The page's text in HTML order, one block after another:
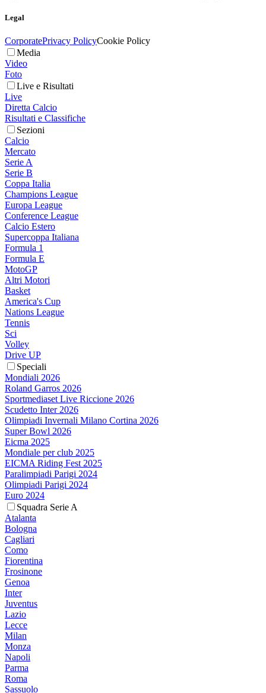
Legal
CorporatePrivacy PolicyCookie Policy
Media
Video
Foto
Live e Risultati
Live
Diretta Calcio
Risultati e Classifiche
Sezioni
Calcio
Mercato
Serie A
Serie B
Coppa Italia
Champions League
Europa League
Conference League
Calcio Estero
Supercoppa Italiana
Formula 1
Formula E
MotoGP
Altri Motori
Basket
America's Cup
Nations League
Tennis
Sci
Volley
Drive UP
Speciali
Mondiali 2026
Roland Garros 2026
Sportmediaset Live Riccione 2026
Scudetto Inter 2026
Olimpiadi Invernali Milano Cortina 2026
Super Bowl 2026
Eicma 2025
Mondiale per club 2025
EICMA Riding Fest 2025
Paralimpiadi Parigi 2024
Olimpiadi Parigi 2024
Euro 2024
Squadra Serie A
Atalanta
Bologna
Cagliari
Como
Fiorentina
Frosinone
Genoa
Inter
Juventus
Lazio
Lecce
Milan
Monza
Napoli
Parma
Roma
Sassuolo